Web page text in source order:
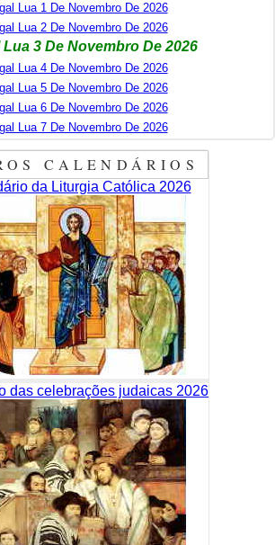
Lua 1 De Novembro De 2026
Lua 2 De Novembro De 2026
3 De Novembro De 2026
Lua 4 De Novembro De 2026
Lua 5 De Novembro De 2026
Lua 6 De Novembro De 2026
Lua 7 De Novembro De 2026
CALENDÁRIOS
da Liturgia Católica 2026
das celebrações judaicas 2026